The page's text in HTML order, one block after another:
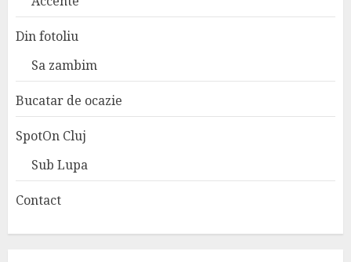
Din fotoliu
Sa zambim
Bucatar de ocazie
SpotOn Cluj
Sub Lupa
Contact